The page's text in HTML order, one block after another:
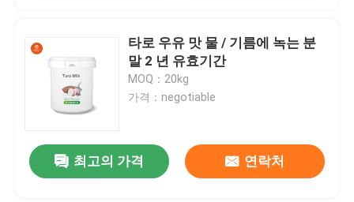
타로 우유 맛 물 / 기름에 녹는 분
말 2 년 유효기간
MOQ：20kg
가격：negotiable
최고의 가격 연락처